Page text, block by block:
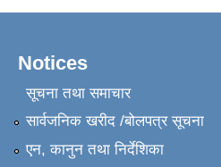
Notices
सूचना तथा समाचार
सार्वजनिक खरीद /बोलपत्र सूचना
एन, कानुन तथा निर्देशिका